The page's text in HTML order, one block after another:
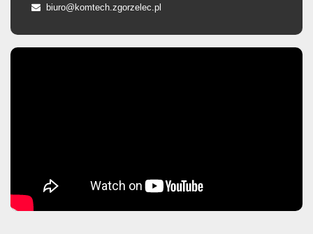
biuro@komtech.zgorzelec.pl